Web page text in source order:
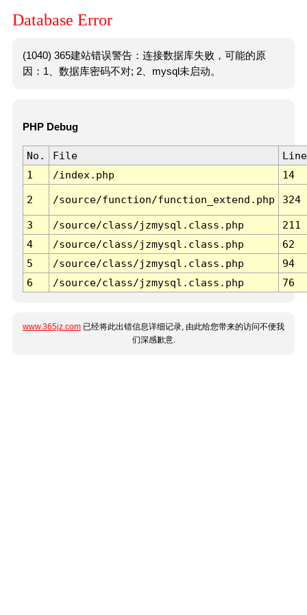
Database Error
(1040) 365建站错误警告：连接数据库失败，可能的原
因：1、数据库密码不对; 2、mysql未启动。
PHP Debug
No. File
Line
1
/index.php 14
2 /source/function/function_extend.php 324
3 /source/class/jzmysql.class.php
211
4
/source/class/jzmysql.class.php
62
5
/source/class/jzmysql.class.php
94
6
/source/class/jzmysql.class.php 76
www.365jz.com 已经将此出错信息详细记录, 由此给您带来的访问不便我
们深感歉意.